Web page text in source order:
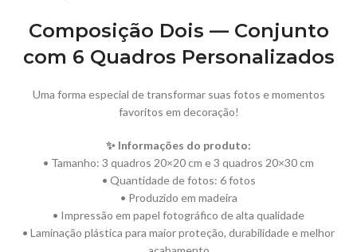
Composição Dois — Conjunto
com 6 Quadros Personalizados
Uma forma especial de transformar suas fotos e momentos
favoritos em decoração!
✨ Informações do produto:
• Tamanho: 3 quadros 20×20 cm e 3 quadros 20×30 cm
• Quantidade de fotos: 6 fotos
• Produzido em madeira
• Impressão em papel fotográfico de alta qualidade
• Laminação plástica para maior proteção, durabilidade e melhor